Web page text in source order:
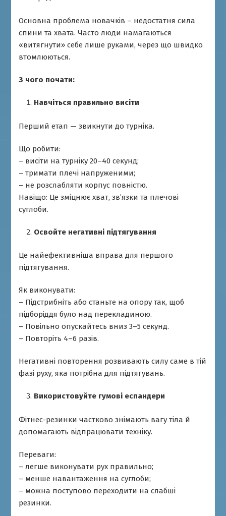
Основна проблема новачків – недостатня сила
спини та хвата. Часто люди намагаються
«витягнути» себе лише руками, через що швидко
втомлюються.
З чого почати:
Навчіться правильно висіти
Перший етап — звикнути до турніка.
Що робити:
– висіти на турніку 20–40 секунд;
– тримати плечі напруженими;
– не розслабляти корпус повністю.
Навіщо: Це зміцнює хват, зв’язки та плечові
суглоби.
Освойте негативні підтягування
Це найефективніша вправа для першого
підтягування.
Як виконувати:
– Підстрибніть або станьте на опору так, щоб
підборіддя було над перекладиною.
– Повільно опускайтесь вниз 3–5 секунд.
– Повторіть 4–6 разів.
Негативні повторення розвивають силу саме в тій
фазі руху, яка потрібна для підтягувань.
Використовуйте гумові еспандери
Фітнес-резинки частково знімають вагу тіла й
допомагають відпрацювати техніку.
Переваги:
– легше виконувати рух правильно;
– менше навантаження на суглоби;
– можна поступово переходити на слабші
резинки.